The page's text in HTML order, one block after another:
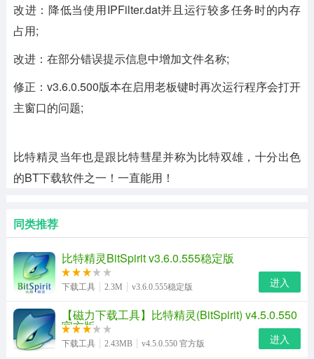
改进：降低当使用IPFilter.dat并且运行较多任务时的内存
占用;
改进：在部分错误提示信息中增加文件名称;
修正：v3.6.0.500版本在启用老板键时再次运行程序会打开
主窗口的问题;
比特精灵当年也是跟比特彗星并称为比特双雄，十分出色
的BT下载软件之一！一直能用！
同类推荐
比特精灵BitSpirit v3.6.0.555稳定版
下载工具 2.3M v3.6.0.555稳定版 进入
【磁力下载工具】比特精灵(BitSpirit) v4.5.0.550
官方版
下载工具 2.43MB v4.5.0.550 官方版 进入